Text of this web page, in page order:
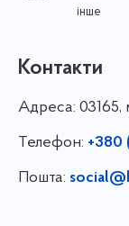
інше
Контакти
Адреса: 03165,
Телефон: +380
Пошта: